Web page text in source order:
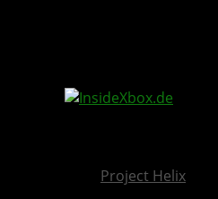
Project Helix